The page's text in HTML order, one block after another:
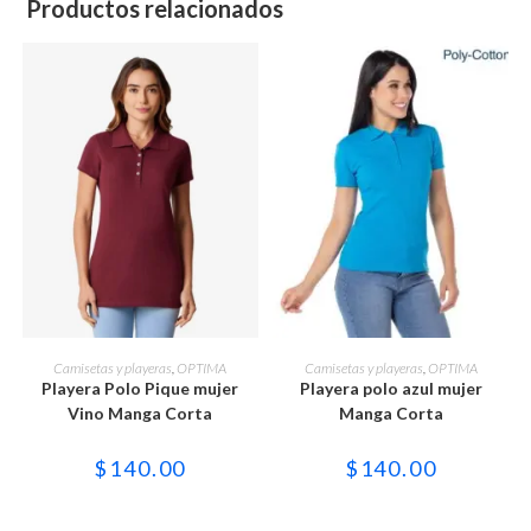
Productos relacionados
SELECCIONAR OPCIONES
Este
producto
tiene
múltiples
variantes.
Las
se
pueden
Camisetas y playeras, OPTIMA
Playera Polo Pique mujer
Vino Manga Corta
$ 140.00
SELECCIONAR OPCIONES
Este
producto
tiene
múltiples
variantes.
se
pueden
Camisetas y playeras, OPTIMA
Playera polo azul mujer
Manga Corta
$ 140.00